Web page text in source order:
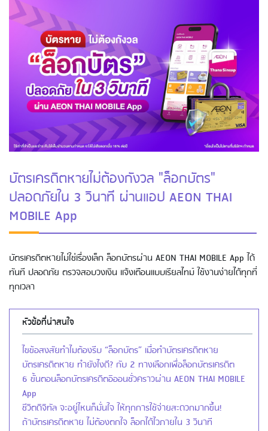
บัตรเครดิตหายไม่ต้องกังวล "ล็อกบัตร"
ปลอดภัยใน 3 วินาที ผ่านแอป AEON THAI
MOBILE App
บัตรเครดิตหายไม่ใช่เรื่องเล็ก ล็อกบัตรผ่าน AEON THAI MOBILE App ได้
ทันที ปลอดภัย ตรวจสอบวงเงิน แจ้งเตือนแบบเรียลไทม์ ใช้งานง่ายได้ทุกที่
ทุกเวลา
หัวข้อที่น่าสนใจ
ไขข้อสงสัยทำไมต้องรีบ “ล็อกบัตร” เมื่อทำบัตรเครดิตหาย
บัตรเครดิตหาย ทำยังไงดี? กับ 2 ทางเลือกเพื่อล็อกบัตรเครดิต
6 ขั้นตอนล็อกบัตรเครดิตอิออนชั่วคราวผ่าน AEON THAI MOBILE
App
ชีวิตดิจิทัล จะอยู่ไหนก็มั่นใจ ให้ทุกการใช้จ่ายสะดวกมากขึ้น!
ถ้าบัตรเครดิตหาย ไม่ต้องตกใจ ล็อกได้ไวภายใน 3 วินาที